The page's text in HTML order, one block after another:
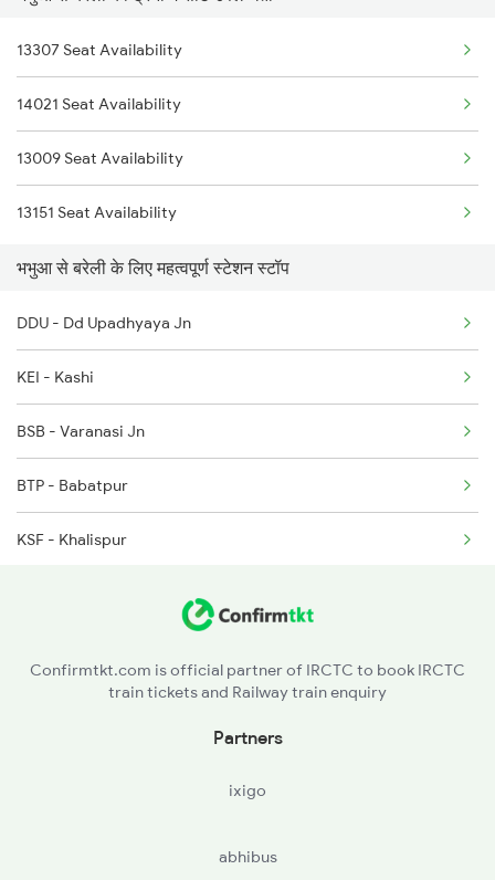
14235 Bsb Be Exp
14003 Mldt Ndls Exp
2192 Jbp Festivl Spl
2217 Mahamana Exp Spl
2218 Mahamana Exp Spl
2219 Suhaildev Sf Spl
2220 Suhaildev Sf Spl
2229 Lucknow Mail Spl
2230 Lucknow Mail Spl
13307 Seat Availability
14021 Seat Availability
13009 Seat Availability
13151 Seat Availability
भभुआ से बरेली के लिए महत्वपूर्ण स्टेशन स्टॉप
DDU - Dd Upadhyaya Jn
KEI - Kashi
BSB - Varanasi Jn
BTP - Babatpur
KSF - Khalispur
JNU - Jaunpur Jn
Confirmtkt.com is official partner of IRCTC to book IRCTC
train tickets and Railway train enquiry
Partners
ixigo
abhibus